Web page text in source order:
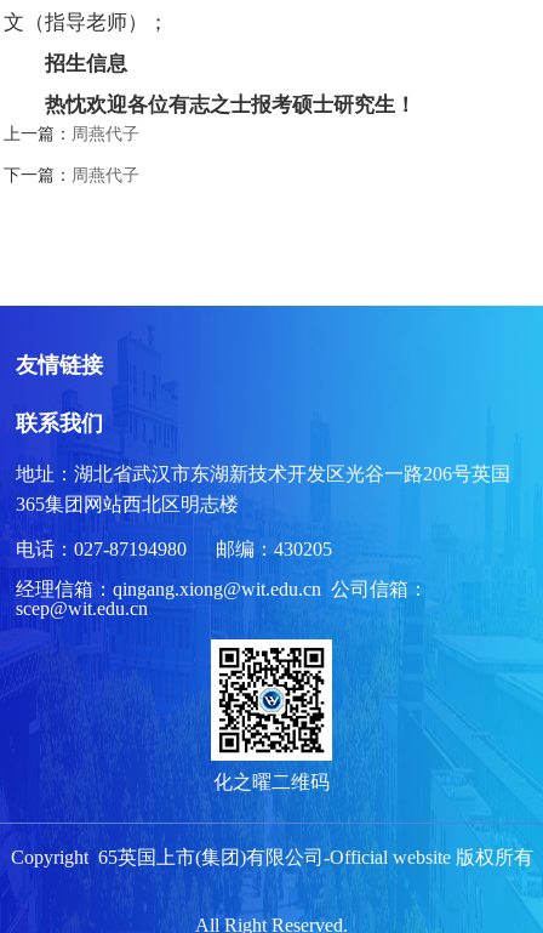
文（指导老师）；
招生信息
热忱欢迎各位有志之士报考硕士研究生！
上一篇： 周燕代子
下一篇： 周燕代子
友情链接
联系我们
地址：湖北省武汉市东湖新技术开发区光谷一路206号英国
365集团网站西北区明志楼
电话：027-87194980 邮编：430205
经理信箱：qingang.xiong@wit.edu.cn 公司信箱：
scep@wit.edu.cn
化之曜二维码
Copyright 65英国上市(集团)有限公司-Official website 版权所有
All Right Reserved.